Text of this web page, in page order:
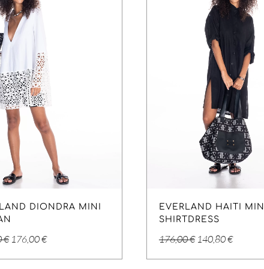
DIONDRA MINI
€ Original
176,00€Η
EVERLAND HAITI MINI
SHIRTDRESS
176,00€ Original
140,80€Η